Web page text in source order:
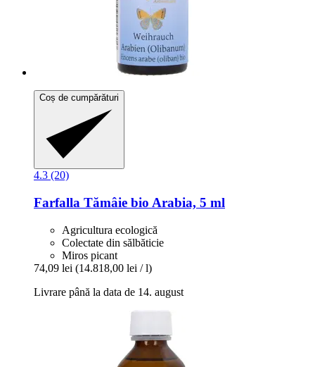
Coș de cumpărături
4.3 (20)
Farfalla Tămâie bio Arabia, 5 ml
Agricultura ecologică
Colectate din sălbăticie
Miros picant
74,09 lei (14.818,00 lei / l)
Livrare până la data de 14. august